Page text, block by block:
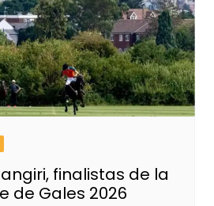
finalistas de la
de Gales 2026